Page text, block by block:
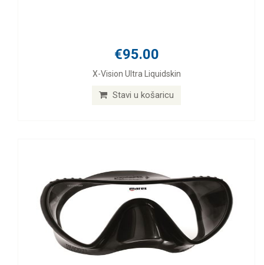
€95.00
X-Vision Ultra Liquidskin
Stavi u košaricu